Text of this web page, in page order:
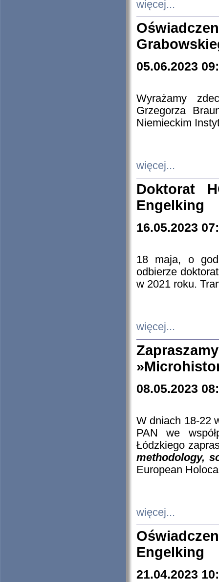
więcej...
05.06.2023
Wyrażamy
Grzegorza
Niemieckim
więcej...
Doktorat
Engelking
16.05.2023
18 maja, o
odbierze
w 2021 roku.
więcej...
08.05.2023
W dniach 18-22
PAN we
Łódzkiego
methodology,
European
więcej...
Engelking
21.04.2023